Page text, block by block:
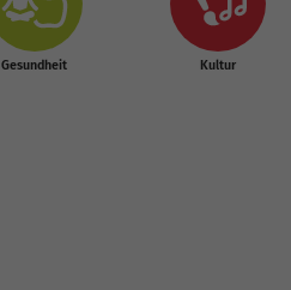
Gesundheit Kultur